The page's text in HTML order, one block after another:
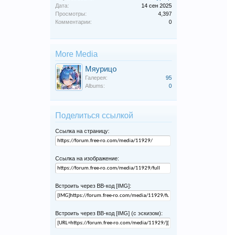
Дата:
14 сен 2025
Просмотры:
4,397
Комментарии:
0
More Media
Мяурицо
Галерея:
95
Albums:
0
Поделиться ссылкой
Ссылка на страницу:
Ссылка на изображение:
Встроить через BB-код [IMG]:
Встроить через BB-код [IMG] (с эскизом):